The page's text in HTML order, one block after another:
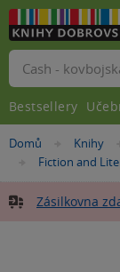
Nacházíte
Domů »Knihy
»Fiction and
Zásilkovna
Bestsellery